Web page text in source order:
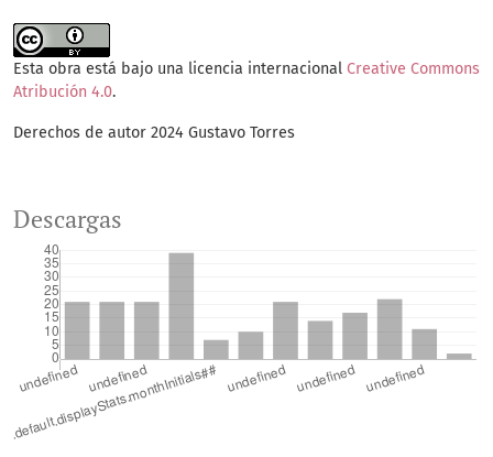
Esta obra está bajo una licencia internacional Creative Commons
Atribución 4.0.
Derechos de autor 2024 Gustavo Torres
Descargas